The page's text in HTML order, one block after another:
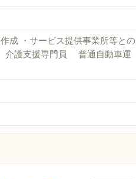
成 ・サービス提供事業所等との
介護支援専門員 普通自動車運